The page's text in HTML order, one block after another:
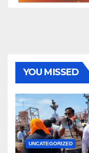
YOU MISSED
UNCATEGORIZED